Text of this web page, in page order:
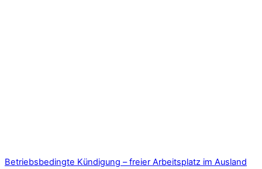
Betriebsbedingte Kündigung – freier Arbeitsplatz im Ausland